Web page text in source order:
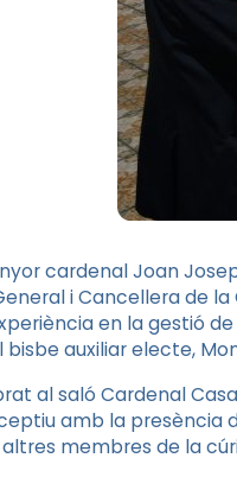
cardenal Joan
i Cancellera de la
en la gestió
auxiliar electe,
al saló Cardenal
amb la presència
membres de la